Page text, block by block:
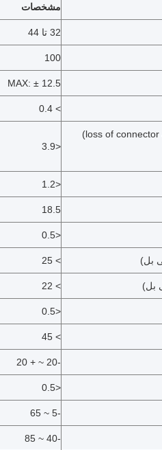
مشخصات
32 تا 44
100
MAX: ± 12.5
> 0.4
از دست دادن درج (از جمله loss of connector)
<3.9
<1.2
18.5
<0.5
بل) > 25
بل) > 22
<0.5
> 45
-20 ~ + 20
<0.5
-5 ~ 65
-40 ~ 85